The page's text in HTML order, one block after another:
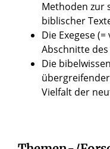
Methoden zur
biblischer
Die Exegese
Abschnitte
Die
Vielfalt der